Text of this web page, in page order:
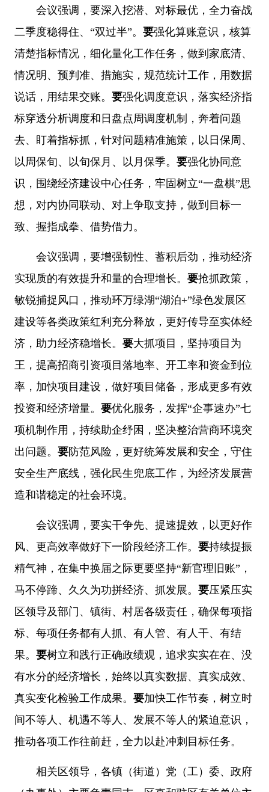
会议强调， 要深入挖潜、对标最优，全力奋战
二季度稳得住、“双过半”。 要强化算账意识，核算
清楚指标情况，细化量化工作任务，做到家底清、
情况明、预判准、措施实，规范统计工作，用数据
说话，用结果交账。 要强化调度意识，落实经济指
标穿透分析调度和日盘点周调度机制，奔着问题
去、盯着指标抓，针对问题精准施策，以日保周、
以周保旬、以旬保月、以月保季。 要强化协同意
识，围绕经济建设中心任务，牢固树立“一盘棋”思
想，对内协同联动、对上争取支持，做到目标一
致、握指成拳、借势借力。
会议强调， 要增强韧性、蓄积后劲，推动经济
实现质的有效提升和量的合理增长。 要抢抓政策，
敏锐捕捉风口，推动环万绿湖“湖泊+”绿色发展区
建设等各类政策红利充分释放，更好传导至实体经
济，助力经济稳增长。 要大抓项目，坚持项目为
王，提高招商引资项目落地率、开工率和资金到位
率，加快项目建设，做好项目储备，形成更多有效
投资和经济增量。 要优化服务，发挥“企事速办”七
项机制作用，持续助企纾困，坚决整治营商环境突
出问题。 要防范风险，更好统筹发展和安全，守住
安全生产底线，强化民生兜底工作，为经济发展营
造和谐稳定的社会环境。
会议强调，要实干争先、提速提效，以更好作
风、更高效率做好下一阶段经济工作。 要持续提振
精气神，在集中换届之际更要坚持“新官理旧账”，
马不停蹄、久久为功拼经济、抓发展。 要压紧压实
区领导及部门、镇街、村居各级责任，确保每项指
标、每项任务都有人抓、有人管、有人干、有结
果。 要树立和践行正确政绩观，追求实实在在、没
有水分的经济增长，始终以真实数据、真实成效、
真实变化检验工作成果。 要加快工作节奏，树立时
间不等人、机遇不等人、发展不等人的紧迫意识，
推动各项工作往前赶，全力以赴冲刺目标任务。
相关区领导，各镇（街道）党（工）委、政府